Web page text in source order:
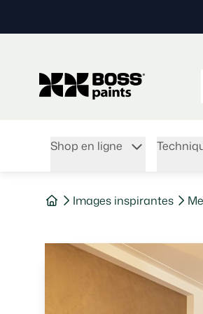
Shop en ligne
Images inspirantes